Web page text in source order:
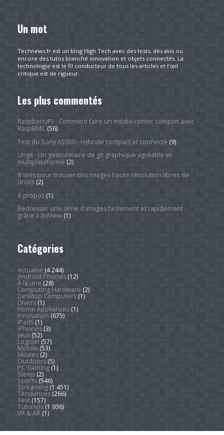
Un mot
Technews.fr est un blog High Tech avec des tests, des avis ou
encore des tutos branché innovation et objets connectés. La
technologie est le fil conducteur de tous les articles et l’œil
critique est de rigueur.
Les plus commentés
RaspberryPi - Comment faire un média-center complet avec
RaspBMC(56)
Test du Sony A5000 - Hybride compact et connecté (9)
Ungit - Un gestionnaire de git graphique agréable et
multiplateforme (2)
8 sites pour trouver des images haute résolution libres de
droits(2)
À propos(1)
Redresser une série d'images facilement et rapidement
grâce à XnView(1)
Catégories
Actualité (4 244)
Android Phones(12)
À la une (28)
Computing Hardware (2)
Desktop Computers(1)
Divers(1)
Home Appliances(1)
Innovation (675)
iPads(1)
iPhones(3)
Jeux(52)
Logiciel (57)
Mobile (53)
Movies(2)
Outdoors(5)
PC Gaming(1)
Sleep (2)
Sports(546)
Streaming(1 451)
Tendances(266)
Test(157)
Tutoriels(1 936)
VR & AR(1)